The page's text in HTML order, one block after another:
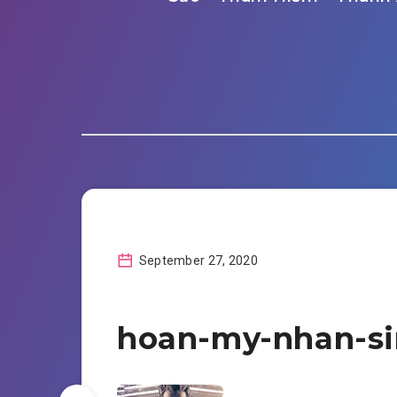
September 27, 2020
hoan-my-nhan-